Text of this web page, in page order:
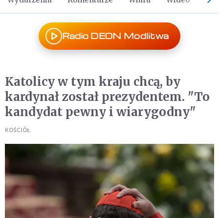
Radio DEON Modlitwa
Katolicy w tym kraju chcą, by
kardynał został prezydentem. "To
kandydat pewny i wiarygodny"
KOŚCIÓŁ